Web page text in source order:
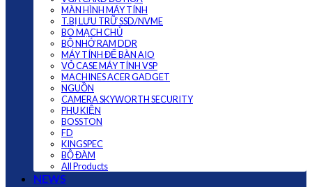
MÀN HÌNH MÁY TÍNH
T.BỊ LƯU TRỮ SSD/NVME
BO MẠCH CHỦ
BỘ NHỚ RAM DDR
MÁY TÍNH ĐỂ BÀN AIO
VỎ CASE MÁY TÍNH VSP
MACHINES ACER GADGET
NGUỒN
CAMERA SKYWORTH SECURITY
PHỤ KIỆN
BOSSTON
FD
KINGSPEC
BỘ ĐÀM
All Products
NEWS